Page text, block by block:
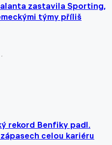
zastavila Sporting,
týmy příliš
rekord Benfiky padl.
celou kariéru